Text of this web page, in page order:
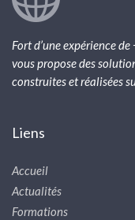
Fort d’une expérience
vous propose des
construites et réalisées
Liens
Accueil
Actualités
Formations